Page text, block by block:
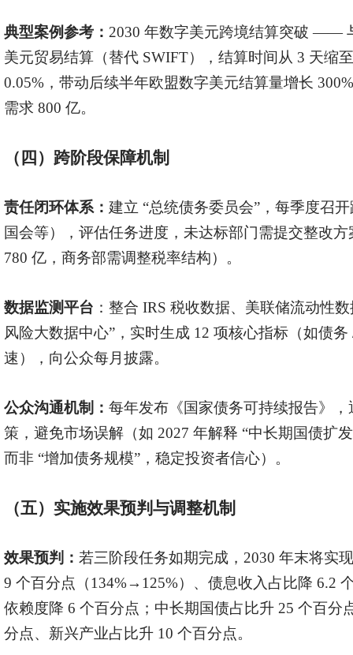
典型案例参考： 2030 年数字美元跨境结算突破 ——
美元贸易结算（替代 SWIFT），结算时间从 3 天缩
0.05%，带动后续半年欧盟数字美元结算量增长
需求 800 亿。
（四）跨阶段保障机制
责任闭环体系： 建立 “总统债务委员会”，每季度召
国会等），评估任务进度，未达标部门需提交整改
780 亿，商务部需调整税率结构）。
数据监测平台 ：整合 IRS 税收数据、美联储流动性
风险大数据中心”，实时生成 12 项核心指标（如债
速），向公众每月披露。
公众沟通机制： 每年发布《国家债务可持续报告》
策，避免市场误解（如 2027 年解释 “中长期国债扩
而非 “增加债务规模”，稳定投资者信心）。
（五）实施效果预判与调整机制
效果预判： 若三阶段任务如期完成， 2030 年末将实
9 个百分点（134%→125%）、债息收入占比降 6.2
依赖度降 6 个百分点；中长期国债占比升 25 个百分
分点、新兴产业占比升 10 个百分点。